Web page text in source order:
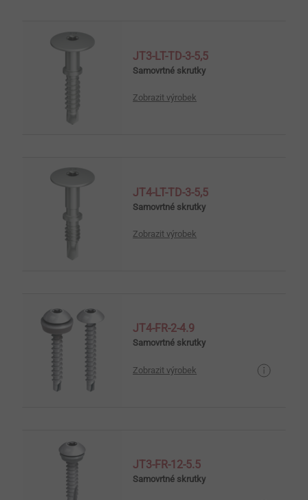
JT3-LT-TD-3-5,5
Samovrtné skrutky
Zobrazit výrobek
JT4-LT-TD-3-5,5
Samovrtné skrutky
Zobrazit výrobek
JT4-FR-2-4.9
Samovrtné skrutky
Zobrazit výrobek
JT3-FR-12-5.5
Samovrtné skrutky